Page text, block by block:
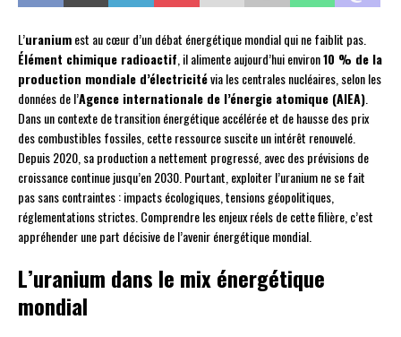
L’uraniumest au cœur d’un débat énergétique mondial qui ne faiblit pas.
Élément chimique radioactif, il alimente aujourd’hui environ10 % de la
production mondiale d’électricitévia les centrales nucléaires, selon les
données de l’Agence internationale de l’énergie atomique (AIEA).
Dans un contexte de transition énergétique accélérée et de hausse des prix
des combustibles fossiles, cette ressource suscite un intérêt renouvelé.
Depuis 2020, sa production a nettement progressé, avec des prévisions de
croissance continue jusqu’en 2030. Pourtant, exploiter l’uranium ne se fait
pas sans contraintes : impacts écologiques, tensions géopolitiques,
réglementations strictes. Comprendre les enjeux réels de cette filière, c’est
appréhender une part décisive de l’avenir énergétique mondial.
L’uranium dans le mix énergétique
mondial